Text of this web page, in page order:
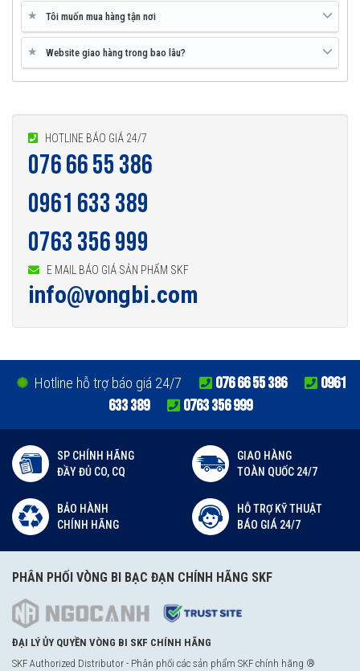
★ Tôi muốn mua hàng tận nơi
★ Website giao hàng trong bao lâu?
HOTLINE BÁO GIÁ 24/7
076 66 55 386
0961 633 389
0763 356 999
E MAIL BÁO GIÁ SẢN PHẨM SKF
info@vongbi.com
Hotline hỗ trợ báo giá 24/7 076 66 55 386
0961
633 389
0763 356 999
SP CHÍNH HÃNG
ĐẦY ĐỦ CO, CQ
GIAO HÀNG
TOÀN QUỐC 24/7
BẢO HÀNH
CHÍNH HÃNG
HỖ TRỢ KỸ THUẬT
BÁO GIÁ 24/7
PHÂN PHỐI VÒNG BI BẠC ĐẠN CHÍNH HÃNG SKF
ĐẠI LÝ ỦY QUYỀN VÒNG BI SKF CHÍNH HÃNG
SKF Authorized Distributor - Phân phối các sản phẩm SKF chính hãng ®